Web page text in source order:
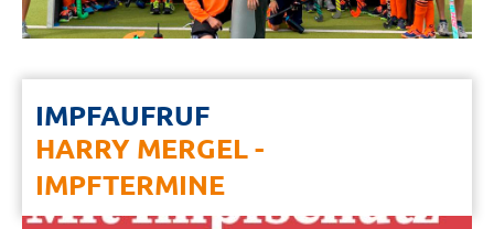
IMPFAUFRUF
HARRY MERGEL -
IMPFTERMINE